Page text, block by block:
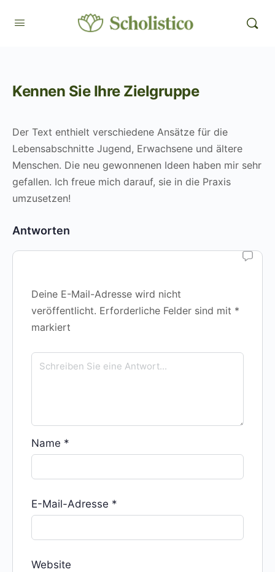
Kennen Sie Ihre Zielgruppe
Der Text enthielt verschiedene Ansätze für die
Lebensabschnitte Jugend, Erwachsene und ältere
Menschen. Die neu gewonnenen Ideen haben mir sehr
gefallen. Ich freue mich darauf, sie in die Praxis
umzusetzen!
Antworten
Deine E-Mail-Adresse wird nicht
veröffentlicht. Erforderliche Felder sind mit *
markiert
Name *
E-Mail-Adresse *
Website